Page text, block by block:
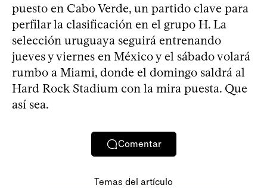
puesto en Cabo Verde, un partido clave para
perfilar la clasificación en el grupo H. La
selección uruguaya seguirá entrenando
jueves y viernes en México y el sábado volará
rumbo a Miami, donde el domingo saldrá al
Hard Rock Stadium con la mira puesta. Que
así sea.
Comentar
Temas del artículo